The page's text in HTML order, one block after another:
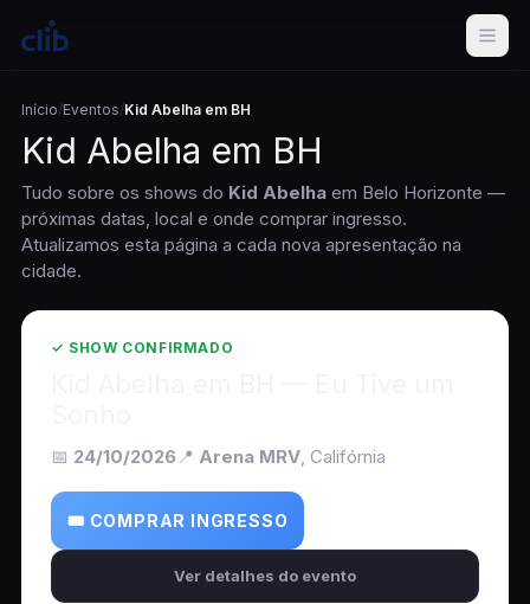
Início/Eventos/Kid Abelha em BH
Kid Abelha em BH
Tudo sobre os shows do Kid Abelhaem Belo Horizonte —
próximas datas, local e onde comprar ingresso.
Atualizamos esta página a cada nova apresentação na
cidade.
✓ SHOW CONFIRMADO
📅 24/10/2026 📍 Arena MRV, Califórnia
🎟 COMPRAR INGRESSO
Ver detalhes do evento